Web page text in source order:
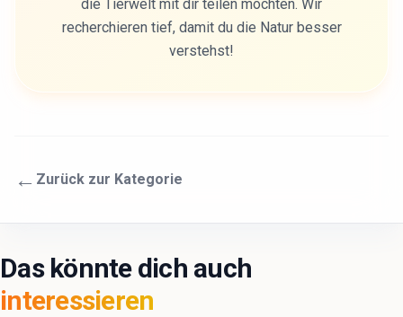
die Tierwelt mit dir teilen möchten. Wir
recherchieren tief, damit du die Natur besser
verstehst!
← Zurück zur Kategorie
Das könnte dich auch
interessieren